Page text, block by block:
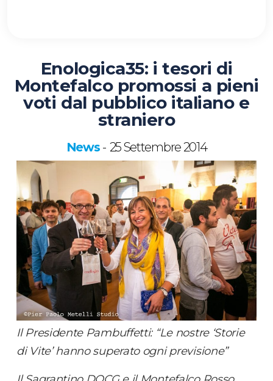
Enologica35: i tesori di
Montefalco promossi a pieni
voti dal pubblico italiano e
straniero
News - 25 Settembre 2014
Il Presidente Pambuffetti: “Le nostre ‘Storie
di Vite’ hanno superato ogni previsione”